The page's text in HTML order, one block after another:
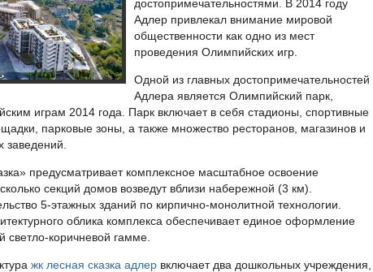
достопримечательностями. В 2014 году
Адлер привлекал внимание мировой
общественности как одно из мест
проведения Олимпийских игр.
Одной из главных достопримечательностей
Адлера является Олимпийский парк,
играм 2014 года. Парк включает в себя стадионы, спортивные
парковые зоны, а также множество ресторанов, магазинов и
заведений.
предусматривает комплексное масштабное освоение
секций домов возведут вблизи набережной (3 км).
5-этажных зданий по кирпично-монолитной технологии.
облика комплекса обеспечивает единое оформление
светло-коричневой гамме.
жк лесная сказка адлер включает два дошкольных учреждения,